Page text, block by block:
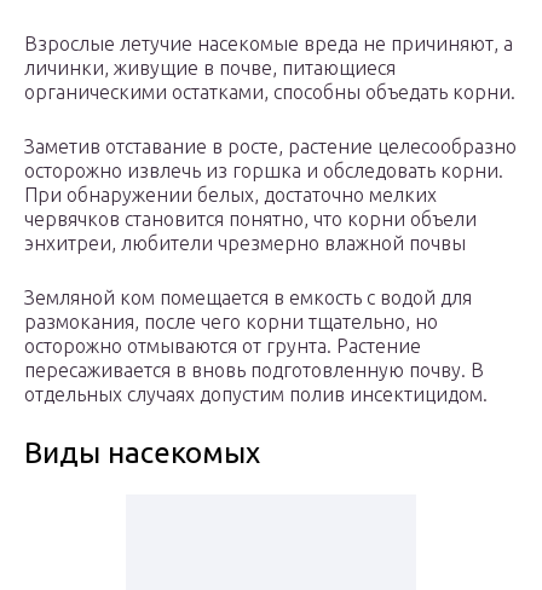
Взрослые летучие насекомые вреда не причиняют, а
личинки, живущие в почве, питающиеся
органическими остатками, способны объедать корни.
Заметив отставание в росте, растение целесообразно
осторожно извлечь из горшка и обследовать корни.
При обнаружении белых, достаточно мелких
червячков становится понятно, что корни объели
энхитреи, любители чрезмерно влажной почвы
Земляной ком помещается в емкость с водой для
размокания, после чего корни тщательно, но
осторожно отмываются от грунта. Растение
пересаживается в вновь подготовленную почву. В
отдельных случаях допустим полив инсектицидом.
Виды насекомых